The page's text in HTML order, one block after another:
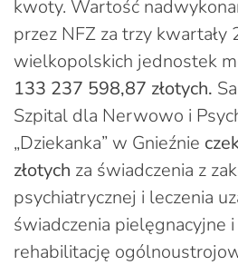
kwoty. Wartość
przez NFZ za trzy
wielkopolskich jednostek
133 237 598,87 złotych.
Szpital dla Nerwowo i
„Dziekanka” w Gnieźnie
złotych za świadczenia z
psychiatrycznej i leczenia
świadczenia pielęgnacyjne
rehabilitację